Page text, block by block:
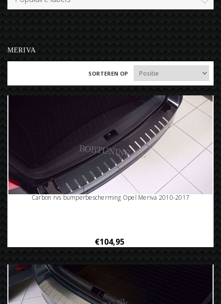
MERIVA
SORTEREN OP
Carbon rvs bumperbescherming Opel Meriva 2010-2017
€104,95